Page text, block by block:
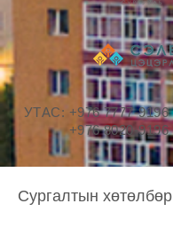
УТАС: +976 7777-9196
+976 8020-9196
Сургалтын хөтөлбөр